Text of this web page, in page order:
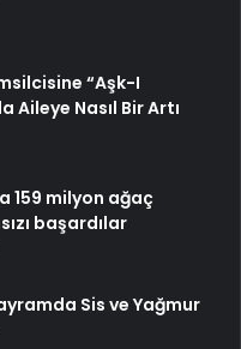
“Aşk-I
Aileye Nasıl Bir Artı
159 milyon ağaç
başardılar
Sis ve Yağmur